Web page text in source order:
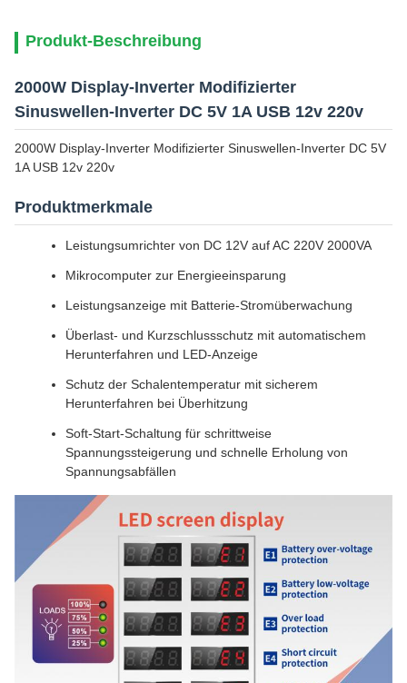
Produkt-Beschreibung
2000W Display-Inverter Modifizierter
Sinuswellen-Inverter DC 5V 1A USB 12v 220v
2000W Display-Inverter Modifizierter Sinuswellen-Inverter DC 5V
1A USB 12v 220v
Produktmerkmale
Leistungsumrichter von DC 12V auf AC 220V 2000VA
Mikrocomputer zur Energieeinsparung
Leistungsanzeige mit Batterie-Stromüberwachung
Überlast- und Kurzschlussschutz mit automatischem
Herunterfahren und LED-Anzeige
Schutz der Schalentemperatur mit sicherem
Herunterfahren bei Überhitzung
Soft-Start-Schaltung für schrittweise
Spannungssteigerung und schnelle Erholung von
Spannungsabfällen